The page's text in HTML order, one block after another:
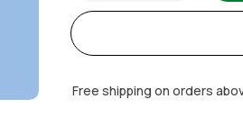
Free shipping on orders